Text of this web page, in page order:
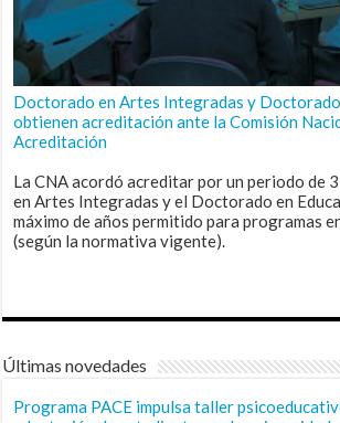
Doctorado en Artes Integradas y
obtienen acreditación ante la Comisión
Acreditación
La CNA acordó acreditar por un periodo de
en Artes Integradas y el Doctorado en
máximo de años permitido para programas
(según la normativa vigente).
Últimas novedades
Programa PACE impulsa taller